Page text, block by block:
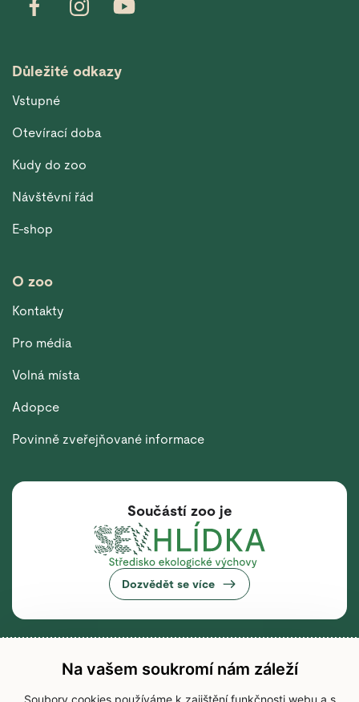
Důležité odkazy
Vstupné
Otevírací doba
Kudy do zoo
Návštěvní řád
E-shop
O zoo
Kontakty
Pro média
Volná místa
Adopce
Povinně zveřejňované informace
Součástí zoo je
Dozvědět se více
Na vašem soukromí nám záleží
Soubory cookies používáme k zajištění funkčnosti webu a s